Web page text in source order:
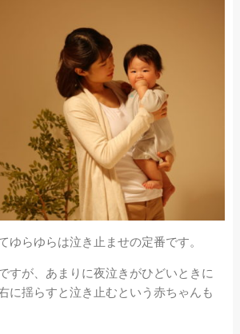
ゆらゆらは泣き止ませの定番です。
すが、あまりに夜泣きがひどいときに
に揺らすと泣き止むという赤ちゃんも